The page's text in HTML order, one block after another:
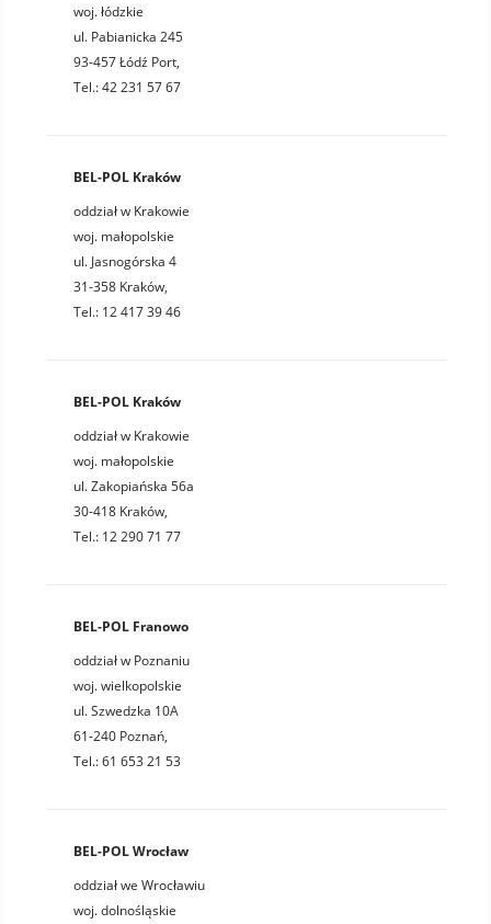
woj. łódzkie
ul. Pabianicka 245
93-457 Łódź Port,
Tel.: 42 231 57 67
BEL-POL Kraków
oddział w Krakowie
woj. małopolskie
ul. Jasnogórska 4
31-358 Kraków,
Tel.: 12 417 39 46
BEL-POL Kraków
oddział w Krakowie
woj. małopolskie
ul. Zakopiańska 56a
30-418 Kraków,
Tel.: 12 290 71 77
BEL-POL Franowo
oddział w Poznaniu
woj. wielkopolskie
ul. Szwedzka 10A
61-240 Poznań,
Tel.: 61 653 21 53
BEL-POL Wrocław
oddział we Wrocławiu
woj. dolnośląskie